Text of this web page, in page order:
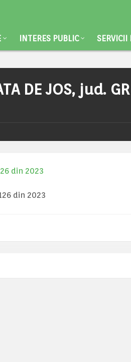
INTERES PUBLIC SERVICII
DE JOS, jud.
din 2023
din 2023